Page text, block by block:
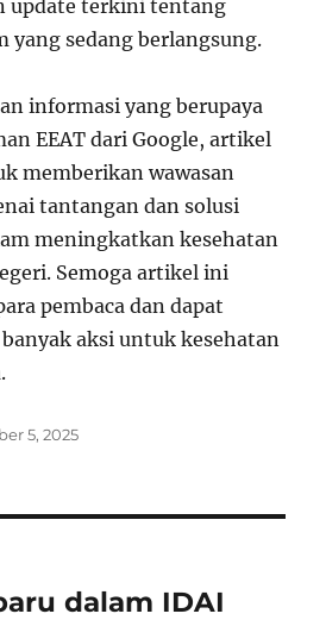
update terkini tentang
sedang berlangsung.
informasi yang berupaya
EEAT dari Google, artikel
memberikan wawasan
tantangan dan solusi
meningkatkan kesehatan
Semoga artikel ini
pembaca dan dapat
aksi untuk kesehatan
5, 2025
dalam IDAI